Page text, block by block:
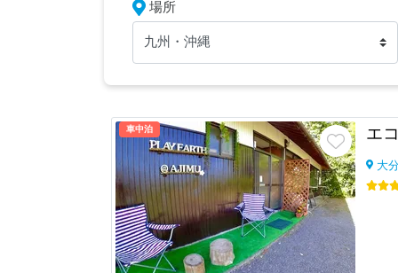
場所
九州・沖縄
車中泊
大